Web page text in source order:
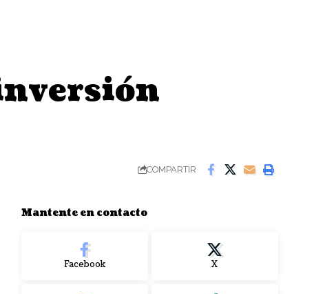
COMPARTIR
Mantente en contacto
Facebook X